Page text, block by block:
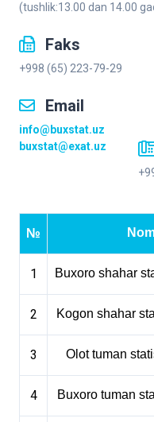
(tushlik:13.00 dan 14.00
Faks
+998 (65) 223-79-29
Email
info@buxstat.uz
buxstat@exat.uz
№
1 Buxoro shahar
2 Kogon shahar
3 Olot tuman
4 Buxoro tuman